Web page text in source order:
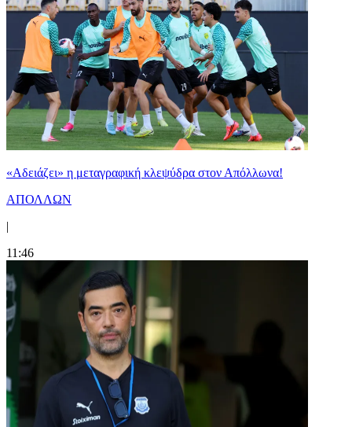
«Αδειάζει» η μεταγραφική κλεψύδρα στον Απόλλωνα!
ΑΠΟΛΛΩΝ
|
11:46